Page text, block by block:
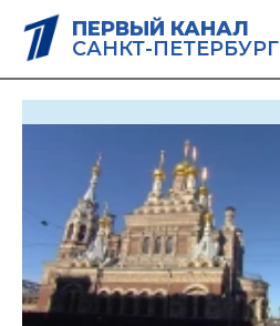
ПЕРВЫЙ КАНАЛ
САНКТ-ПЕТЕРБУРГ